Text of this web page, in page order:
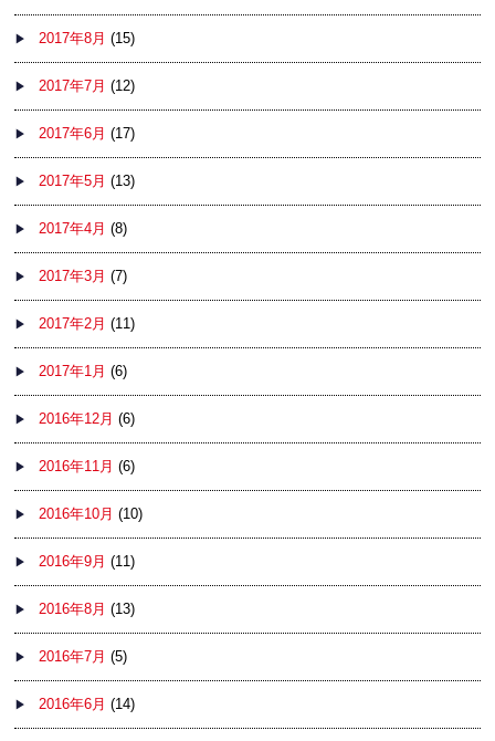
2017年8月 (15)
2017年7月 (12)
2017年6月 (17)
2017年5月 (13)
2017年4月 (8)
2017年3月 (7)
2017年2月 (11)
2017年1月 (6)
2016年12月 (6)
2016年11月 (6)
2016年10月 (10)
2016年9月 (11)
2016年8月 (13)
2016年7月 (5)
2016年6月 (14)